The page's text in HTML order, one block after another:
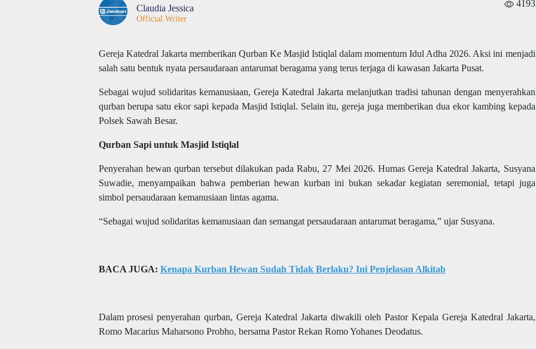
Claudia Jessica
Official Writer
4193
Gereja Katedral Jakarta memberikan Qurban Ke Masjid Istiqlal dalam momentum Idul Adha 2026. Aksi ini menjadi
salah satu bentuk nyata persaudaraan antarumat beragama yang terus terjaga di kawasan Jakarta Pusat.
Sebagai wujud solidaritas kemanusiaan, Gereja Katedral Jakarta melanjutkan tradisi tahunan dengan menyerahkan
qurban berupa satu ekor sapi kepada Masjid Istiqlal. Selain itu, gereja juga memberikan dua ekor kambing kepada
Polsek Sawah Besar.
Qurban Sapi untuk Masjid Istiqlal
Penyerahan hewan qurban tersebut dilakukan pada Rabu, 27 Mei 2026. Humas Gereja Katedral Jakarta, Susyana
Suwadie, menyampaikan bahwa pemberian hewan kurban ini bukan sekadar kegiatan seremonial, tetapi juga
simbol persaudaraan kemanusiaan lintas agama.
“Sebagai wujud solidaritas kemanusiaan dan semangat persaudaraan antarumat beragama,” ujar Susyana.
BACA JUGA: Kenapa Kurban Hewan Sudah Tidak Berlaku? Ini Penjelasan Alkitab
Dalam prosesi penyerahan qurban, Gereja Katedral Jakarta diwakili oleh Pastor Kepala Gereja Katedral Jakarta,
Romo Macarius Maharsono Probho, bersama Pastor Rekan Romo Yohanes Deodatus.